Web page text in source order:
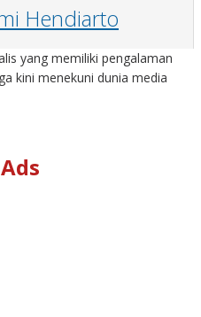
Hendiarto
yang memiliki pengalaman
kini menekuni dunia media